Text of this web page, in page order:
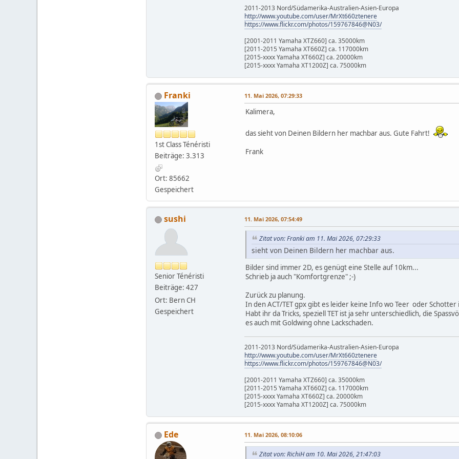
2011-2013 Nord/Südamerika-Australien-Asien-Europa
http://www.youtube.com/user/MrXt660ztenere
https://www.flickr.com/photos/159767846@N03/
[2001-2011 Yamaha XTZ660] ca. 35000km
[2011-2015 Yamaha XT660Z] ca. 117000km
[2015-xxxx Yamaha XT660Z] ca. 20000km
[2015-xxxx Yamaha XT1200Z] ca. 75000km
Franki
1st Class Ténéristi
Beiträge: 3.313
Ort: 85662
Gespeichert
11. Mai 2026, 07:29:33
Kalimera,
das sieht von Deinen Bildern her machbar aus. Gute Fahrt!
Frank
sushi
Senior Ténéristi
Beiträge: 427
Ort: Bern CH
Gespeichert
11. Mai 2026, 07:54:49
Zitat von: Franki am 11. Mai 2026, 07:29:33
sieht von Deinen Bildern her machbar aus.
Bilder sind immer 2D, es genügt eine Stelle auf 10km...
Schrieb ja auch "Komfortgrenze" ;-)
Zurück zu planung.
In den ACT/TET gpx gibt es leider keine Info wo Teer oder
Habt ihr da Tricks, speziell TET ist ja sehr unterschiedlich, die
es auch mit Goldwing ohne Lackschaden.
2011-2013 Nord/Südamerika-Australien-Asien-Europa
http://www.youtube.com/user/MrXt660ztenere
https://www.flickr.com/photos/159767846@N03/
[2001-2011 Yamaha XTZ660] ca. 35000km
[2011-2015 Yamaha XT660Z] ca. 117000km
[2015-xxxx Yamaha XT660Z] ca. 20000km
[2015-xxxx Yamaha XT1200Z] ca. 75000km
Ede 11. Mai 2026, 08:10:06
Zitat von: RichiH am 10. Mai 2026, 21:47:03